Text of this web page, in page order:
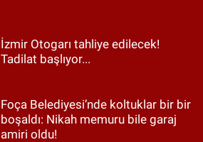
İzmir Otogarı tahliye edilecek!
Tadilat başlıyor...
Foça Belediyesi’nde koltuklar bir bir
boşaldı: Nikah memuru bile garaj
amiri oldu!